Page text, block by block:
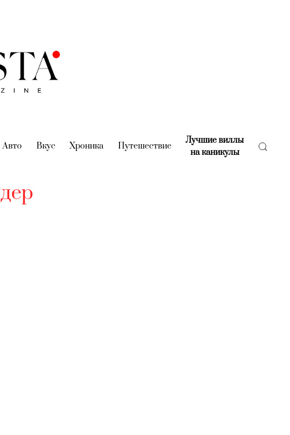
Авто (current)
Вкус (current)
Хроника (current)
Путешествие(current)
Лучшие виллы
на каникулы(current)